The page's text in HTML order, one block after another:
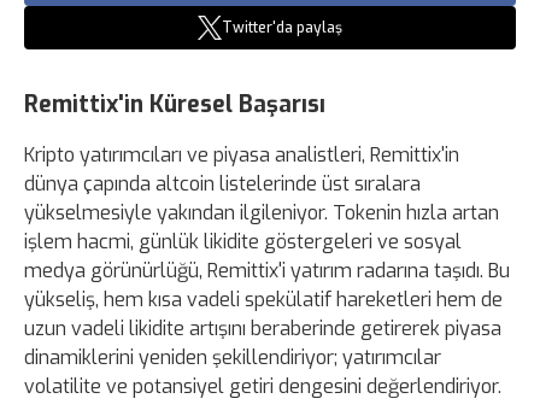
Twitter'da paylaş
Remittix'in Küresel Başarısı
Kripto yatırımcıları ve piyasa analistleri, Remittix'in
dünya çapında altcoin listelerinde üst sıralara
yükselmesiyle yakından ilgileniyor. Tokenin hızla artan
işlem hacmi, günlük likidite göstergeleri ve sosyal
medya görünürlüğü, Remittix'i yatırım radarına taşıdı. Bu
yükseliş, hem kısa vadeli spekülatif hareketleri hem de
uzun vadeli likidite artışını beraberinde getirerek piyasa
dinamiklerini yeniden şekillendiriyor; yatırımcılar
volatilite ve potansiyel getiri dengesini değerlendiriyor.